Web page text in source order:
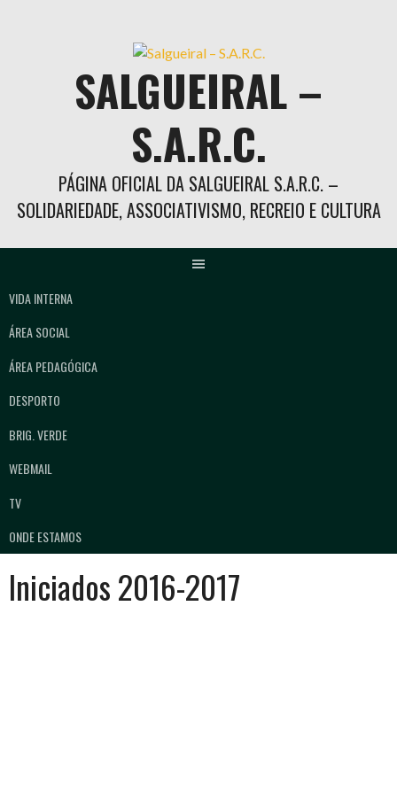
SALGUEIRAL –
S.A.R.C.
PÁGINA OFICIAL DA SALGUEIRAL S.A.R.C. –
SOLIDARIEDADE, ASSOCIATIVISMO, RECREIO E CULTURA
VIDA INTERNA
ÁREA SOCIAL
ÁREA PEDAGÓGICA
DESPORTO
BRIG. VERDE
WEBMAIL
TV
ONDE ESTAMOS
Iniciados 2016-2017